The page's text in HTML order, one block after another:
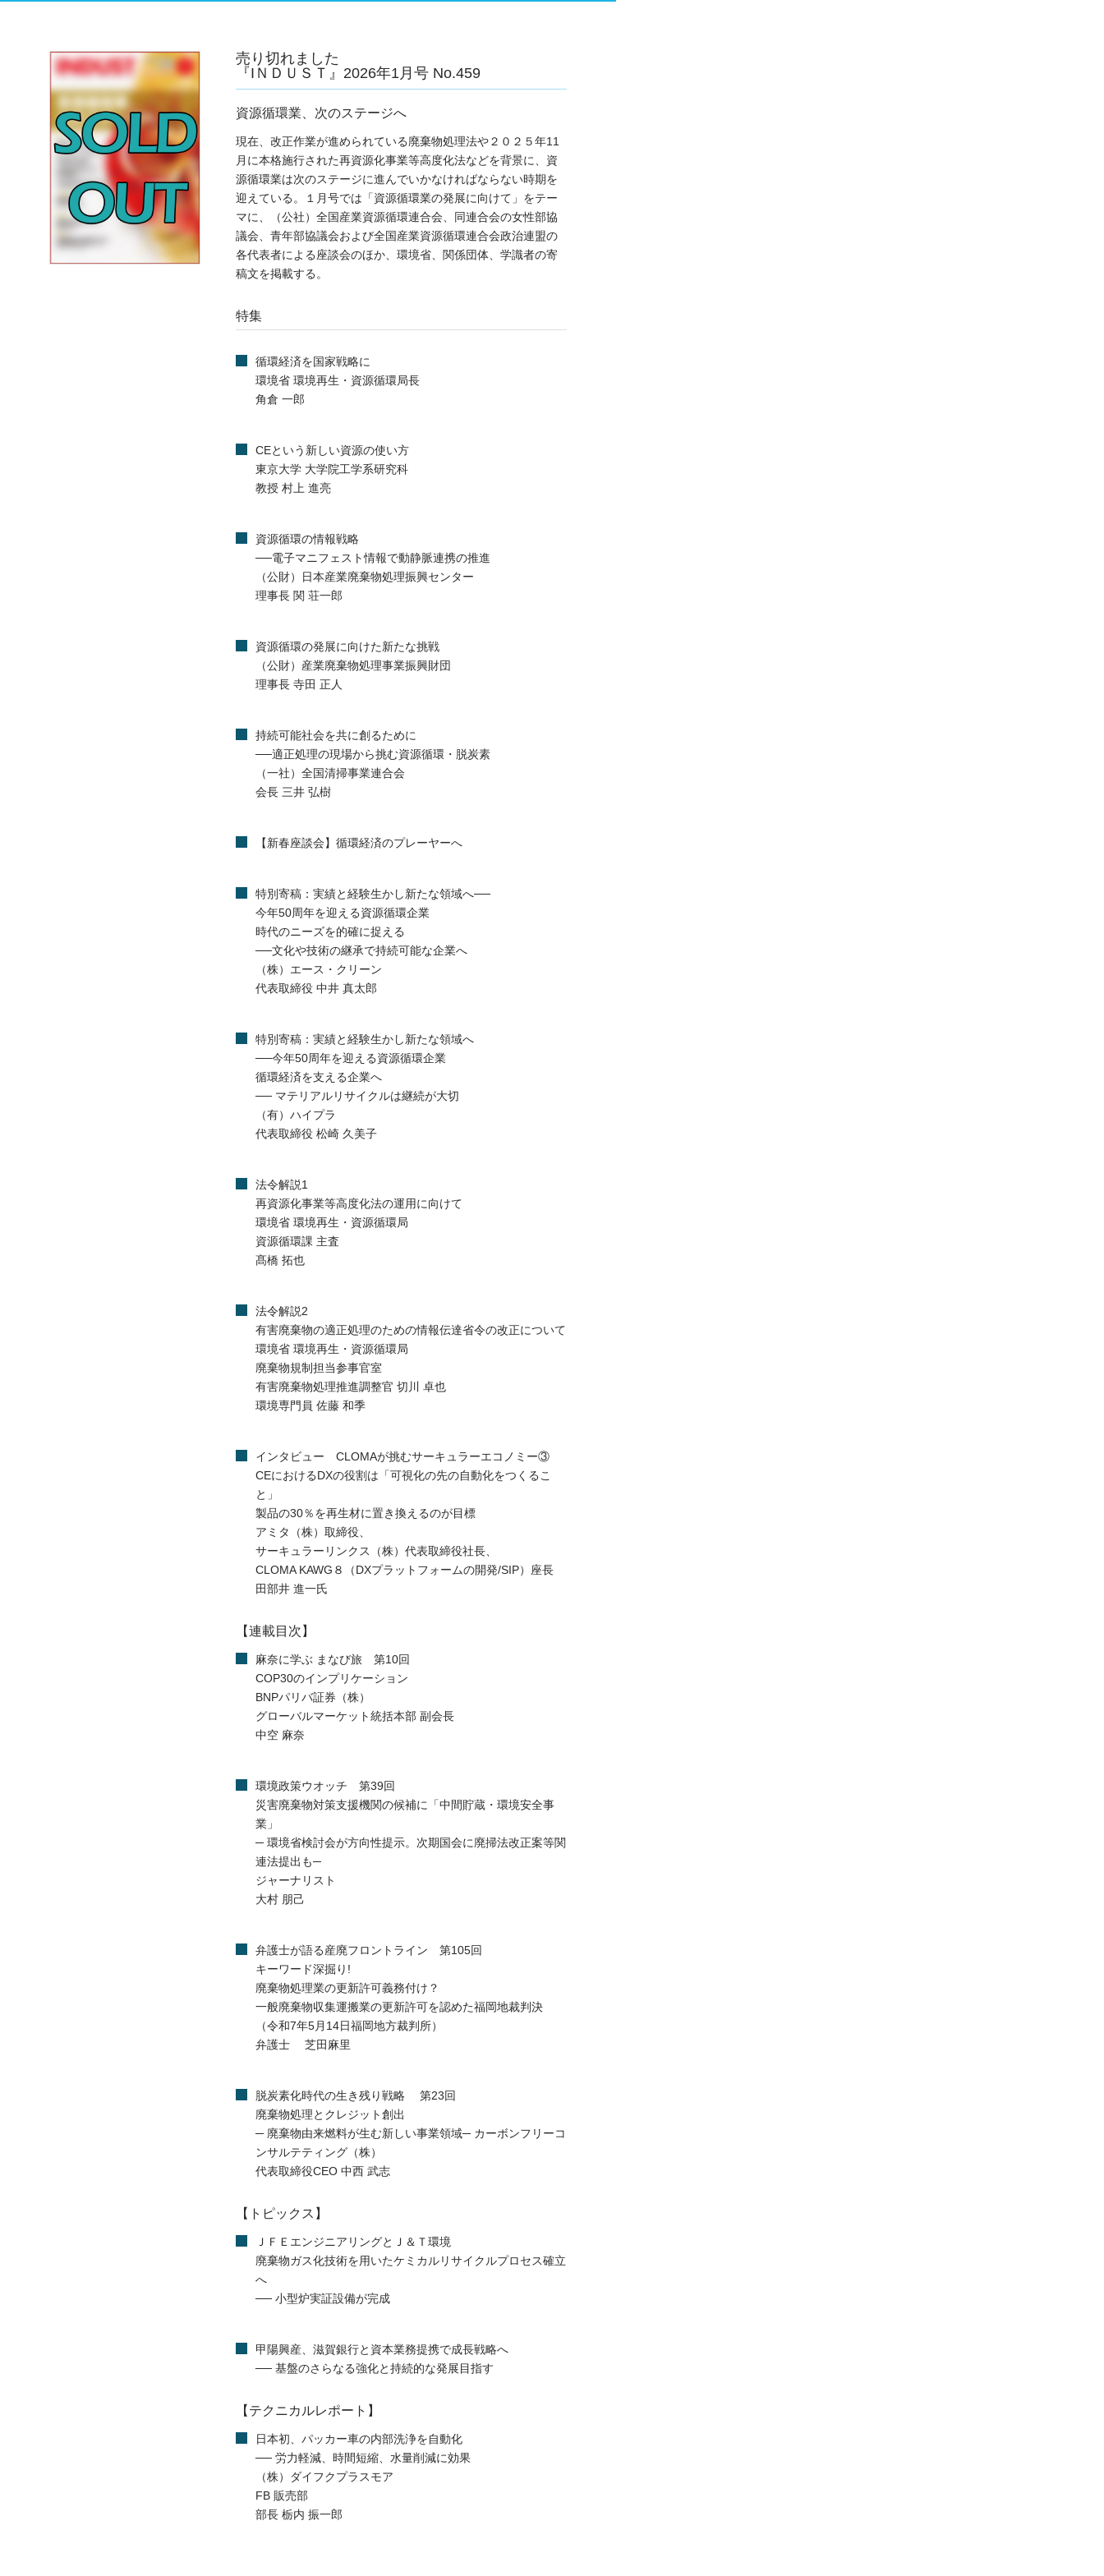
売り切れました
『IＮＤＵＳＴ』2026年1月号 No.459
資源循環業、次のステージへ
現在、改正作業が進められている廃棄物処理法や２０２５年11
月に本格施行された再資源化事業等高度化法などを背景に、資
源循環業は次のステージに進んでいかなければならない時期を
迎えている。１月号では「資源循環業の発展に向けて」をテー
マに、（公社）全国産業資源循環連合会、同連合会の女性部協
議会、青年部協議会および全国産業資源循環連合会政治連盟の
各代表者による座談会のほか、環境省、関係団体、学識者の寄
稿文を掲載する。
特集
循環経済を国家戦略に
環境省 環境再生・資源循環局長
角倉 一郎
CEという新しい資源の使い方
東京大学 大学院工学系研究科
教授 村上 進亮
資源循環の情報戦略
──電子マニフェスト情報で動静脈連携の推進
（公財）日本産業廃棄物処理振興センター
理事長 関 荘一郎
資源循環の発展に向けた新たな挑戦
（公財）産業廃棄物処理事業振興財団
理事長 寺田 正人
持続可能社会を共に創るために
──適正処理の現場から挑む資源循環・脱炭素
（一社）全国清掃事業連合会
会長 三井 弘樹
【新春座談会】循環経済のプレーヤーへ
特別寄稿：実績と経験生かし新たな領域へ──
今年50周年を迎える資源循環企業
時代のニーズを的確に捉える
──文化や技術の継承で持続可能な企業へ
（株）エース・クリーン
代表取締役 中井 真太郎
特別寄稿：実績と経験生かし新たな領域へ
──今年50周年を迎える資源循環企業
循環経済を支える企業へ
── マテリアルリサイクルは継続が大切
（有）ハイプラ
代表取締役 松崎 久美子
法令解説1
再資源化事業等高度化法の運用に向けて
環境省 環境再生・資源循環局
資源循環課 主査
髙橋 拓也
法令解説2
有害廃棄物の適正処理のための情報伝達省令の改正について
環境省 環境再生・資源循環局
廃棄物規制担当参事官室
有害廃棄物処理推進調整官 切川 卓也
環境専門員 佐藤 和季
インタビュー CLOMAが挑むサーキュラーエコノミー③
CEにおけるDXの役割は「可視化の先の自動化をつくるこ
と」
製品の30％を再生材に置き換えるのが目標
アミタ（株）取締役、
サーキュラーリンクス（株）代表取締役社長、
CLOMA KAWG８（DXプラットフォームの開発/SIP）座長
田部井 進一氏
【連載目次】
麻奈に学ぶ まなび旅 第10回
COP30のインプリケーション
BNPパリバ証券（株）
グローバルマーケット統括本部 副会長
中空 麻奈
環境政策ウオッチ 第39回
災害廃棄物対策支援機関の候補に「中間貯蔵・環境安全事
業」
─ 環境省検討会が方向性提示。次期国会に廃掃法改正案等関
連法提出も─
ジャーナリスト
大村 朋己
弁護士が語る産廃フロントライン 第105回
キーワード深掘り!
廃棄物処理業の更新許可義務付け？
一般廃棄物収集運搬業の更新許可を認めた福岡地裁判決
（令和7年5月14日福岡地方裁判所）
弁護士 芝田麻里
脱炭素化時代の生き残り戦略 第23回
廃棄物処理とクレジット創出
─ 廃棄物由来燃料が生む新しい事業領域─ カーボンフリーコ
ンサルテティング（株）
代表取締役CEO 中西 武志
【トピックス】
ＪＦＥエンジニアリングとＪ＆Ｔ環境
廃棄物ガス化技術を用いたケミカルリサイクルプロセス確立
へ
── 小型炉実証設備が完成
甲陽興産、滋賀銀行と資本業務提携で成長戦略へ
── 基盤のさらなる強化と持続的な発展目指す
【テクニカルレポート】
日本初、パッカー車の内部洗浄を自動化
── 労力軽減、時間短縮、水量削減に効果
（株）ダイフクプラスモア
FB 販売部
部長 栃内 振一郎